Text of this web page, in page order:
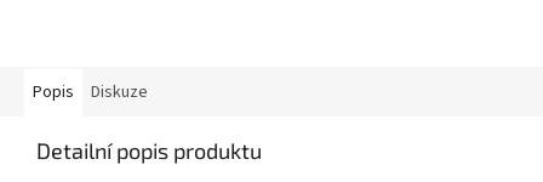
Popis Diskuze
Detailní popis produktu